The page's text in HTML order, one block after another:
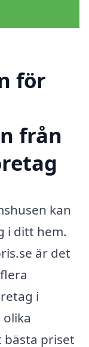
för
från
kan
i ditt hem.
är det
i
priset